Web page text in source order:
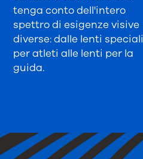
tenga conto dell'intero
spettro di esigenze visive
diverse: dalle lenti speciali
per atleti alle lenti per la
guida.